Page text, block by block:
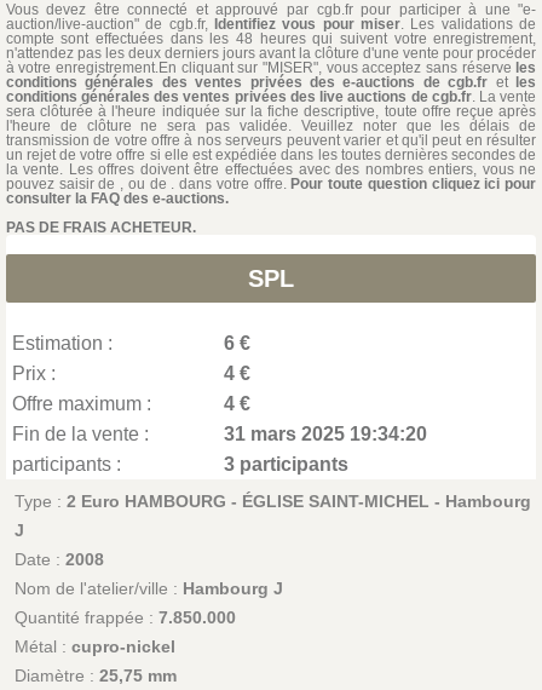
Vous devez être connecté et approuvé par cgb.fr pour participer à une "e-
auction/live-auction" de cgb.fr, Identifiez vous pour miser. Les validations de
compte sont effectuées dans les 48 heures qui suivent votre enregistrement,
n'attendez pas les deux derniers jours avant la clôture d'une vente pour procéder
à votre enregistrement.En cliquant sur "MISER", vous acceptez sans réserve les
conditions générales des ventes privées des e-auctions de cgb.fr et les
conditions générales des ventes privées des live auctions de cgb.fr. La vente
sera clôturée à l'heure indiquée sur la fiche descriptive, toute offre reçue après
l'heure de clôture ne sera pas validée. Veuillez noter que les délais de
transmission de votre offre à nos serveurs peuvent varier et qu'il peut en résulter
un rejet de votre offre si elle est expédiée dans les toutes dernières secondes de
la vente. Les offres doivent être effectuées avec des nombres entiers, vous ne
pouvez saisir de , ou de . dans votre offre. Pour toute question cliquez ici pour
consulter la FAQ des e-auctions.
PAS DE FRAIS ACHETEUR.
SPL
Estimation :
6 €
Prix :
4 €
Offre maximum :
4 €
Fin de la vente :
31 mars 2025 19:34:20
participants :
3 participants
Type : 2 Euro HAMBOURG - ÉGLISE SAINT-MICHEL - Hambourg
J
Date : 2008
Nom de l'atelier/ville : Hambourg J
Quantité frappée : 7.850.000
Métal : cupro-nickel
Diamètre : 25,75 mm